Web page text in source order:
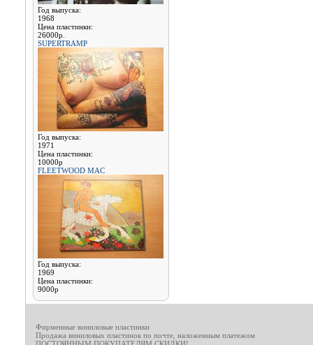
Год выпуска:
1968
Цена пластинки:
26000р.
SUPERTRAMP
Год выпуска:
1971
Цена пластинки:
10000р
FLEETWOOD MAC
Год выпуска:
1969
Цена пластинки:
9000р
Фирменные виниловые пластинки
Продажа виниловых пластинок по почте, наложенным платежом